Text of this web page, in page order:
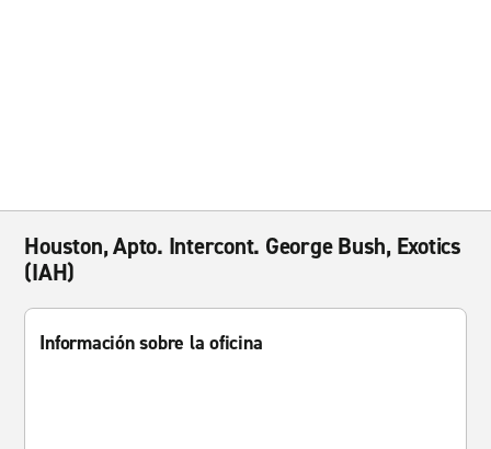
Houston, Apto. Intercont. George Bush, Exotics
(IAH)
Información sobre la oficina